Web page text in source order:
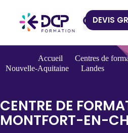
DEVIS
Accueil
Centres de
Nouvelle-Aquitaine
Landes
CENTRE DE
MONTFORT-EN-